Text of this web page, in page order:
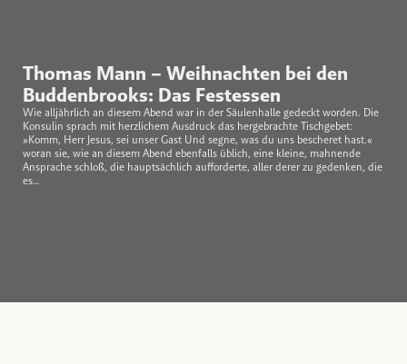
Thomas Mann – Weihnachten bei den
Buddenbrooks: Das Festessen
Wie alljährlich an diesem Abend war in der Säulenhalle gedeckt worden. Die
Konsulin sprach mit herzlichem Ausdruck das hergebrachte Tischgebet:
»Komm, Herr Jesus, sei unser Gast Und segne, was du uns bescheret hast.«
woran sie, wie an diesem Abend ebenfalls üblich, eine kleine, mahnende
Ansprache schloß, die hauptsächlich aufforderte, aller derer zu gedenken, die
es…